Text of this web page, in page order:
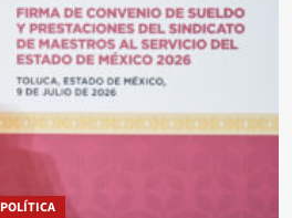
POLÍTICA